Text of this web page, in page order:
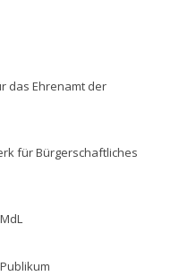
das Ehrenamt der
für Bürgerschaftliches